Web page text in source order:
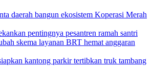
daerah bangun ekosistem Koperasi Merah
pentingnya pesantren ramah santri
skema layanan BRT hemat anggaran
kantong parkir tertibkan truk tambang